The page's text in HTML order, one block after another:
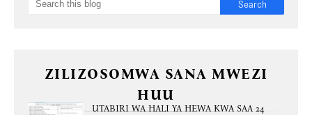
ZILIZOSOMWA SANA MWEZI
HUU
UTABIRI WA HALI YA HEWA KWA SAA 24